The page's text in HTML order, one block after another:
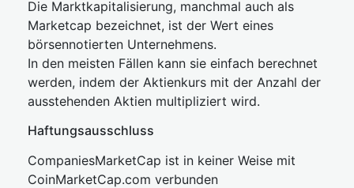
Die Marktkapitalisierung, manchmal auch als
Marketcap bezeichnet, ist der Wert eines
börsennotierten Unternehmens.
In den meisten Fällen kann sie einfach berechnet
werden, indem der Aktienkurs mit der Anzahl der
ausstehenden Aktien multipliziert wird.
Haftungsausschluss
CompaniesMarketCap ist in keiner Weise mit
CoinMarketCap.com verbunden